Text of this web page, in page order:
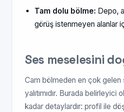
Tam dolu bölme: Depo,
görüş istenmeyen alanlar
Ses meselesini
Cam bölmeden en çok gelen
yalıtımıdır. Burada belirleyici
kadar detaylardır: profil ile